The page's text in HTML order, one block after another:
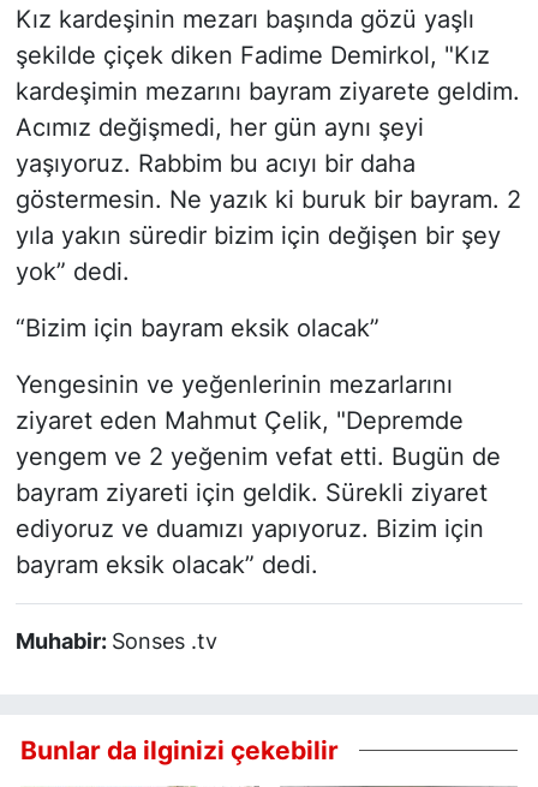
Kız kardeşinin mezarı başında gözü yaşlı
şekilde çiçek diken Fadime Demirkol, "Kız
kardeşimin mezarını bayram ziyarete geldim.
Acımız değişmedi, her gün aynı şeyi
yaşıyoruz. Rabbim bu acıyı bir daha
göstermesin. Ne yazık ki buruk bir bayram. 2
yıla yakın süredir bizim için değişen bir şey
yok” dedi.
“Bizim için bayram eksik olacak”
Yengesinin ve yeğenlerinin mezarlarını
ziyaret eden Mahmut Çelik, "Depremde
yengem ve 2 yeğenim vefat etti. Bugün de
bayram ziyareti için geldik. Sürekli ziyaret
ediyoruz ve duamızı yapıyoruz. Bizim için
bayram eksik olacak” dedi.
Muhabir: Sonses .tv
Bunlar da ilginizi çekebilir